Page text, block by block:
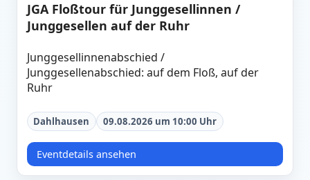
JGA Floßtour für Junggesellinnen /
Junggesellen auf der Ruhr
Junggesellinnenabschied /
Junggesellenabschied: auf dem Floß, auf der
Ruhr
Dahlhausen 09.08.2026 um 10:00 Uhr
Eventdetails ansehen